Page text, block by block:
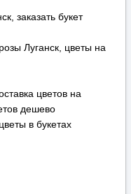
заказать букет
Луганск, цветы на
цветов на
дешево
в букетах